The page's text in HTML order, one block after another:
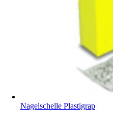
Nagelschelle Plastigrap